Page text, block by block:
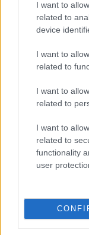
I want to
related to
device
I want to
related to
I want to
related to
I want to
related to
functionality
user
URL struktúra:
Legyen
Pl.: /elado-
Kép helyett
Pl.: „Eladó
Újbudán”
keltő és
Az
SEO-